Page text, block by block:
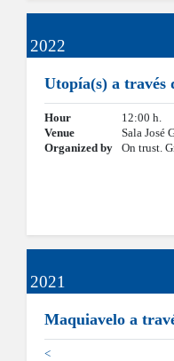
2022
Utopía(s) a través
Hour
12:00 h.
Venue
Sala José
Organized by
On trust.
2021
Maquiavelo a
<